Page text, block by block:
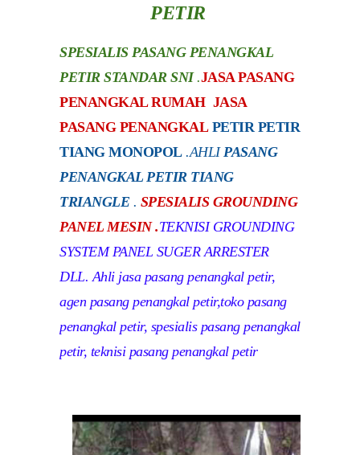
PETIR
SPESIALIS PASANG PENANGKAL
PETIR STANDAR SNI.JASA PASANG
PENANGKAL RUMAH JASA
PASANG PENANGKAL PETIR PETIR
TIANG MONOPOL.AHLIPASANG
PENANGKAL PETIR TIANG
TRIANGLE . SPESIALIS GROUNDING
PANEL MESIN .TEKNISI GROUNDING
SYSTEM PANEL SUGER ARRESTER
DLL. Ahli jasa pasang penangkal petir,
agen pasang penangkal petir,toko pasang
penangkal petir, spesialis pasang penangkal
petir, teknisi pasang penangkal petir